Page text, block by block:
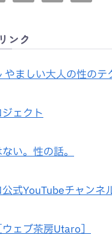
ンク
やましい大人の性のテ
ェクト
い。性の話。
式YouTubeチャンネ
ェブ茶房Utaro］